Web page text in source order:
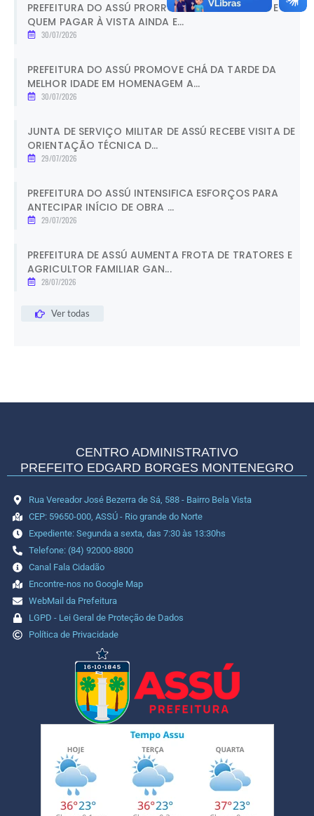
PREFEITURA DO ASSÚ PRORROGA PRAZO DO IPTU E
QUEM PAGAR À VISTA AINDA E...
30/07/2026
PREFEITURA DO ASSÚ PROMOVE CHÁ DA TARDE DA
MELHOR IDADE EM HOMENAGEM A...
30/07/2026
JUNTA DE SERVIÇO MILITAR DE ASSÚ RECEBE VISITA DE
ORIENTAÇÃO TÉCNICA D...
29/07/2026
PREFEITURA DO ASSÚ INTENSIFICA ESFORÇOS PARA
ANTECIPAR INÍCIO DE OBRA ...
29/07/2026
PREFEITURA DE ASSÚ AUMENTA FROTA DE TRATORES E
AGRICULTOR FAMILIAR GAN...
28/07/2026
Ver todas
CENTRO ADMINISTRATIVO
PREFEITO EDGARD BORGES MONTENEGRO
Rua Vereador José Bezerra de Sá, 588 - Bairro Bela Vista
CEP: 59650-000, ASSÚ - Rio grande do Norte
Expediente: Segunda a sexta, das 7:30 às 13:30hs
Telefone: (84) 92000-8800
Canal Fala Cidadão
Encontre-nos no Google Map
WebMail da Prefeitura
LGPD - Lei Geral de Proteção de Dados
Política de Privacidade